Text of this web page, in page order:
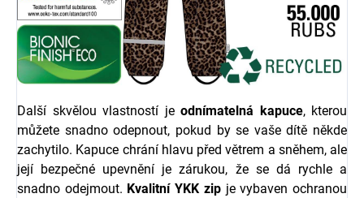
Další skvělou vlastností jeodnímatelná kapuce, kterou
můžete snadno odepnout, pokud by se vaše dítě někde
zachytilo. Kapuce chrání hlavu před větrem a sněhem, ale
její bezpečné upevnění je zárukou, že se dá rychle a
snadno odejmout. Kvalitní YKK zipje vybaven ochranou